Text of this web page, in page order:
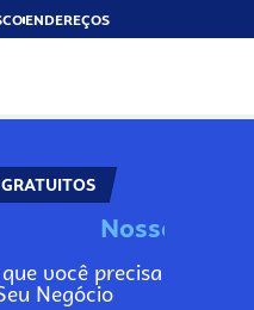
ENDEREÇOS
Nosso
você precisa
Negócio